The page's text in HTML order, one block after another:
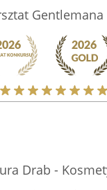
Gentlemana
Drab -